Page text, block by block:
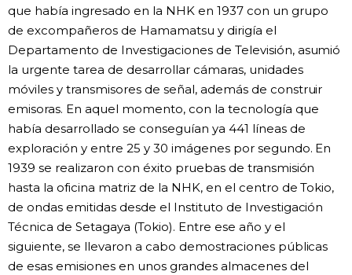
que había ingresado en la NHK en 1937 con un grupo
de excompañeros de Hamamatsu y dirigía el
Departamento de Investigaciones de Televisión, asumió
la urgente tarea de desarrollar cámaras, unidades
móviles y transmisores de señal, además de construir
emisoras. En aquel momento, con la tecnología que
había desarrollado se conseguían ya 441 líneas de
exploración y entre 25 y 30 imágenes por segundo. En
1939 se realizaron con éxito pruebas de transmisión
hasta la oficina matriz de la NHK, en el centro de Tokio,
de ondas emitidas desde el Instituto de Investigación
Técnica de Setagaya (Tokio). Entre ese año y el
siguiente, se llevaron a cabo demostraciones públicas
de esas emisiones en unos grandes almacenes del